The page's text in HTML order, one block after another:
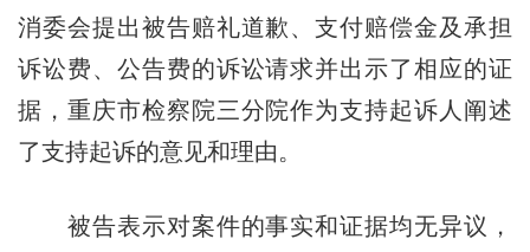
消委会提出被告赔礼道歉、支付赔偿金及承担
诉讼费、公告费的诉讼请求并出示了相应的证
据，重庆市检察院三分院作为支持起诉人阐述
了支持起诉的意见和理由。
被告表示对案件的事实和证据均无异议，